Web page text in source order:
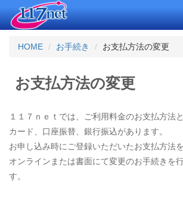
HOME
お手続き お支払方法の変更
お支払方法の変更
１１７ｎｅｔでは、ご利用料金のお支払方法
カード、口座振替、銀行振込があります。
お申し込み時にご登録いただいたお支払方法
オンラインまたは書面にて変更のお手続きを
す。